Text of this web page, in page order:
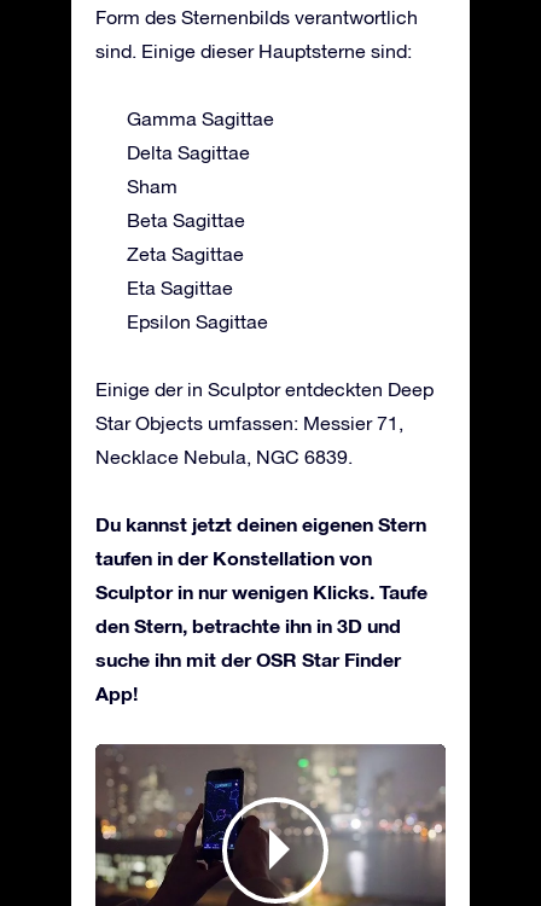
Form des Sternenbilds verantwortlich
sind. Einige dieser Hauptsterne sind:
Gamma Sagittae
Delta Sagittae
Sham
Beta Sagittae
Zeta Sagittae
Eta Sagittae
Epsilon Sagittae
Einige der in Sculptor entdeckten Deep
Star Objects umfassen: Messier 71,
Necklace Nebula, NGC 6839.
Du kannst jetzt deinen eigenen Stern
taufen in der Konstellation von
Sculptor in nur wenigen Klicks. Taufe
den Stern, betrachte ihn in 3D und
suche ihn mit der OSR Star Finder
App!